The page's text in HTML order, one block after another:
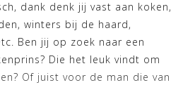
dank denk jij vast aan koken,
winters bij de haard,
Ben jij op zoek naar een
Die het leuk vindt om
Of juist voor de man die van